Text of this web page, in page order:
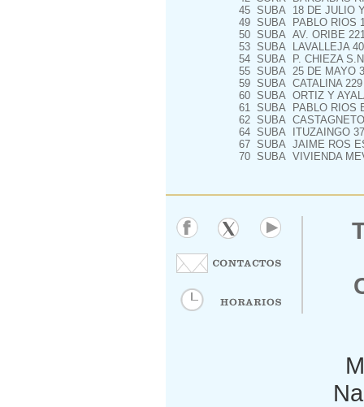
45 SUBA 18 DE JULIO
49 SUBA PABLO RIOS
50 SUBA AV. ORIBE
53 SUBA LAVALLEJA
54 SUBA P. CHIEZA
55 SUBA 25 DE MAYO
59 SUBA CATALINA
60 SUBA ORTIZ Y
61 SUBA PABLO RIOS
62 SUBA
64 SUBA ITUZAINGO
67 SUBA JAIME ROS
70 SUBA VIVIENDA